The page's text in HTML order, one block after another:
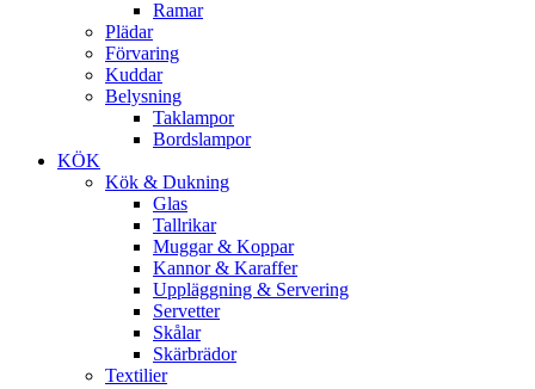
Ramar
Plädar
Förvaring
Kuddar
Belysning
Taklampor
Bordslampor
KÖK
Kök & Dukning
Glas
Tallrikar
Muggar & Koppar
Kannor & Karaffer
Uppläggning & Servering
Servetter
Skålar
Skärbrädor
Textilier